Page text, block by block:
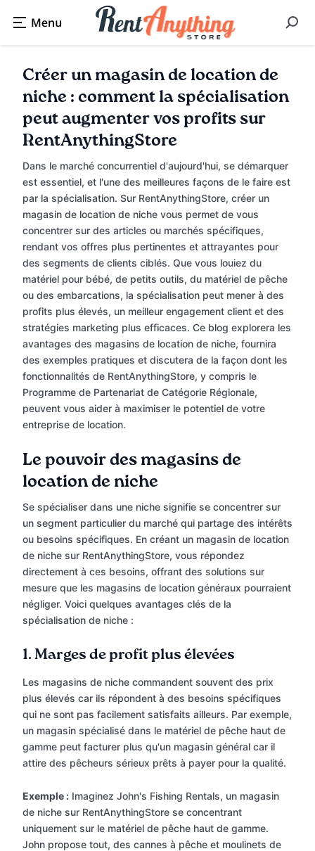
Créer un magasin de location de
niche : comment la spécialisation
peut augmenter vos profits sur
RentAnythingStore
Dans le marché concurrentiel d'aujourd'hui, se démarquer
est essentiel, et l'une des meilleures façons de le faire est
par la spécialisation. Sur RentAnythingStore, créer un
magasin de location de niche vous permet de vous
concentrer sur des articles ou marchés spécifiques,
rendant vos offres plus pertinentes et attrayantes pour
des segments de clients ciblés. Que vous louiez du
matériel pour bébé, de petits outils, du matériel de pêche
ou des embarcations, la spécialisation peut mener à des
profits plus élevés, un meilleur engagement client et des
stratégies marketing plus efficaces. Ce blog explorera les
avantages des magasins de location de niche, fournira
des exemples pratiques et discutera de la façon dont les
fonctionnalités de RentAnythingStore, y compris le
Programme de Partenariat de Catégorie Régionale,
peuvent vous aider à maximiser le potentiel de votre
entreprise de location.
Le pouvoir des magasins de
location de niche
Se spécialiser dans une niche signifie se concentrer sur
un segment particulier du marché qui partage des intérêts
ou besoins spécifiques. En créant un magasin de location
de niche sur RentAnythingStore, vous répondez
directement à ces besoins, offrant des solutions sur
mesure que les magasins de location généraux pourraient
négliger. Voici quelques avantages clés de la
spécialisation de niche :
1.Marges de profit plus élevées
Les magasins de niche commandent souvent des prix
plus élevés car ils répondent à des besoins spécifiques
qui ne sont pas facilement satisfaits ailleurs. Par exemple,
un magasin spécialisé dans le matériel de pêche haut de
gamme peut facturer plus qu'un magasin général car il
attire des pêcheurs sérieux prêts à payer pour la qualité.
Exemple : Imaginez John's Fishing Rentals, un magasin
de niche sur RentAnythingStore se concentrant
uniquement sur le matériel de pêche haut de gamme.
John propose tout, des cannes à pêche et moulinets de